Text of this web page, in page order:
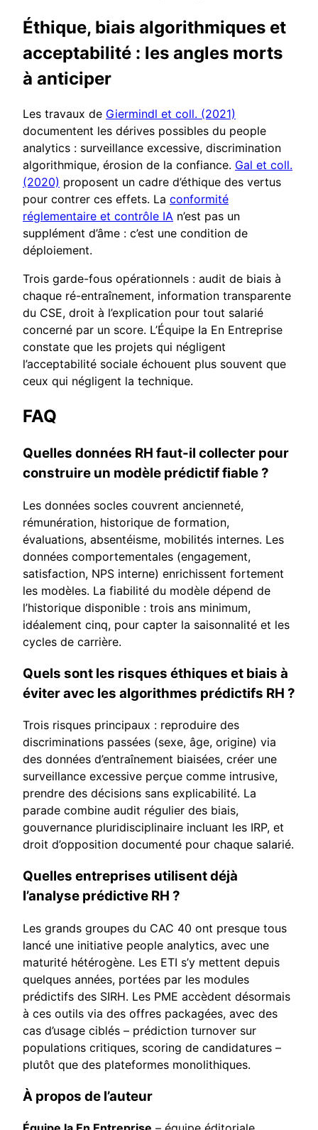
Éthique, biais algorithmiques et
acceptabilité : les angles morts
à anticiper
Les travaux de Giermindl et coll. (2021)
documentent les dérives possibles du people
analytics : surveillance excessive, discrimination
algorithmique, érosion de la confiance. Gal et coll.
(2020) proposent un cadre d’éthique des vertus
pour contrer ces effets. La conformité
réglementaire et contrôle IA n’est pas un
supplément d’âme : c’est une condition de
déploiement.
Trois garde-fous opérationnels : audit de biais à
chaque ré-entraînement, information transparente
du CSE, droit à l’explication pour tout salarié
concerné par un score. L’Équipe Ia En Entreprise
constate que les projets qui négligent
l’acceptabilité sociale échouent plus souvent que
ceux qui négligent la technique.
FAQ
Quelles données RH faut-il collecter pour
construire un modèle prédictif fiable ?
Les données socles couvrent ancienneté,
rémunération, historique de formation,
évaluations, absentéisme, mobilités internes. Les
données comportementales (engagement,
satisfaction, NPS interne) enrichissent fortement
les modèles. La fiabilité du modèle dépend de
l’historique disponible : trois ans minimum,
idéalement cinq, pour capter la saisonnalité et les
cycles de carrière.
Quels sont les risques éthiques et biais à
éviter avec les algorithmes prédictifs RH ?
Trois risques principaux : reproduire des
discriminations passées (sexe, âge, origine) via
des données d’entraînement biaisées, créer une
surveillance excessive perçue comme intrusive,
prendre des décisions sans explicabilité. La
parade combine audit régulier des biais,
gouvernance pluridisciplinaire incluant les IRP, et
droit d’opposition documenté pour chaque salarié.
Quelles entreprises utilisent déjà
l’analyse prédictive RH ?
Les grands groupes du CAC 40 ont presque tous
lancé une initiative people analytics, avec une
maturité hétérogène. Les ETI s’y mettent depuis
quelques années, portées par les modules
prédictifs des SIRH. Les PME accèdent désormais
à ces outils via des offres packagées, avec des
cas d’usage ciblés – prédiction turnover sur
populations critiques, scoring de candidatures –
plutôt que des plateformes monolithiques.
À propos de l’auteur